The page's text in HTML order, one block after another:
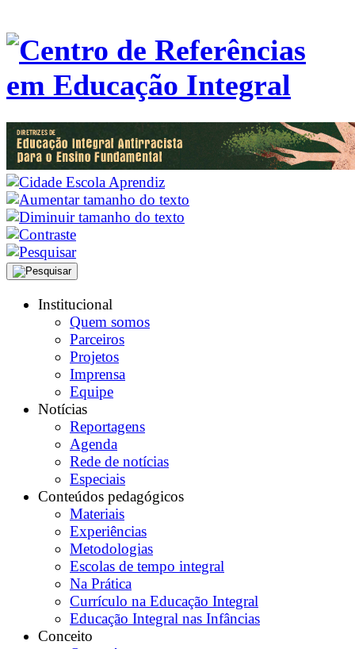
Institucional
Quem somos
Parceiros
Projetos
Imprensa
Equipe
Notícias
Reportagens
Agenda
Rede de notícias
Especiais
Conteúdos pedagógicos
Materiais
Experiências
Metodologias
Escolas de tempo integral
Na Prática
Currículo na Educação Integral
Educação Integral nas Infâncias
Conceito